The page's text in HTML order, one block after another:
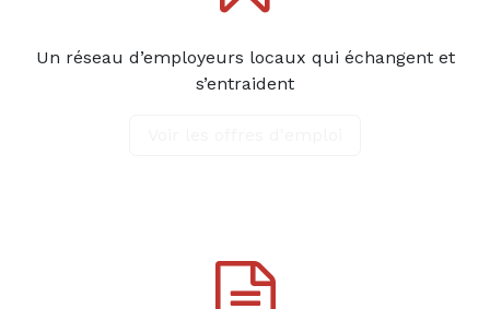
Un réseau d’employeurs locaux qui échangent et
s’entraident